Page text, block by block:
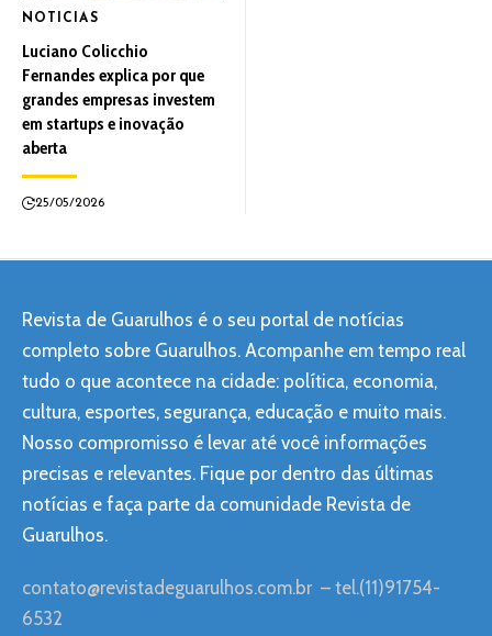
NOTICIAS
Luciano Colicchio
Fernandes explica por que
grandes empresas investem
em startups e inovação
aberta
25/05/2026
Revista de Guarulhos é o seu portal de notícias
completo sobre Guarulhos. Acompanhe em tempo real
tudo o que acontece na cidade: política, economia,
cultura, esportes, segurança, educação e muito mais.
Nosso compromisso é levar até você informações
precisas e relevantes. Fique por dentro das últimas
notícias e faça parte da comunidade Revista de
Guarulhos.
contato@revistadeguarulhos.com.br– tel.(11)91754-
6532